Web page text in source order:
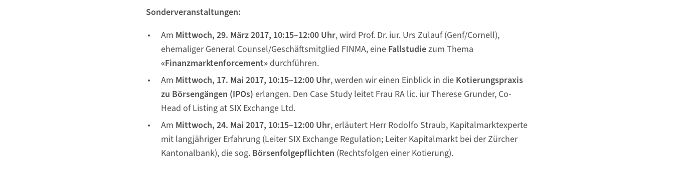
Sonderveranstaltungen:
Am Mittwoch, 29. März 2017, 10:15–12:00 Uhr, wird Prof. Dr. iur. Urs Zulauf (Genf/Cornell),
ehemaliger General Counsel/Geschäftsmitglied FINMA, eine Fallstudiezum Thema
«Finanzmarktenforcement»durchführen.
Am Mittwoch, 17. Mai 2017, 10:15–12:00 Uhr, werden wir einen Einblick in die Kotierungspraxis
zu Börsengängen (IPOs) erlangen. Den Case Study leitet Frau RA lic. iur Therese Grunder, Co-
Head of Listing at SIX Exchange Ltd.
Am Mittwoch, 24. Mai 2017, 10:15–12:00 Uhr, erläutert Herr Rodolfo Straub, Kapitalmarktexperte
mit langjähriger Erfahrung (Leiter SIX Exchange Regulation; Leiter Kapitalmarkt bei der Zürcher
Kantonalbank), die sog. Börsenfolgepflichten (Rechtsfolgen einer Kotierung).